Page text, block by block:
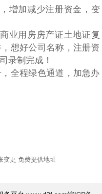
增加减少注册资金，变
业用房房产证土地证复
想好公司名称，注册资
录制完成！
全程绿色通道，加急办
变更 免费提供地址